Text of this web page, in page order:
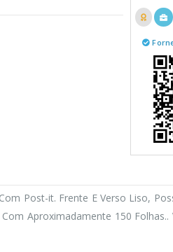
Post-it. Frente E Verso Liso,
Aproximadamente 150 Folhas..